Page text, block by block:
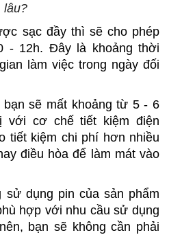
lâu?
sạc đầy thì sẽ cho phép
- 12h. Đây là khoảng thời
làm việc trong ngày đối
sẽ mất khoảng từ 5 - 6
với cơ chế tiết kiệm điện
tiết kiệm chi phí hơn nhiều
điều hòa để làm mát vào
dụng pin của sản phẩm
hợp với nhu cầu sử dụng
bạn sẽ không cần phải